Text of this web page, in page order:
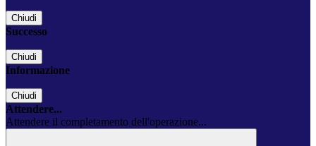
Chiudi
Successo
Chiudi
Informazione
Chiudi
Attendere...
Attendere il completamento dell'operazione...